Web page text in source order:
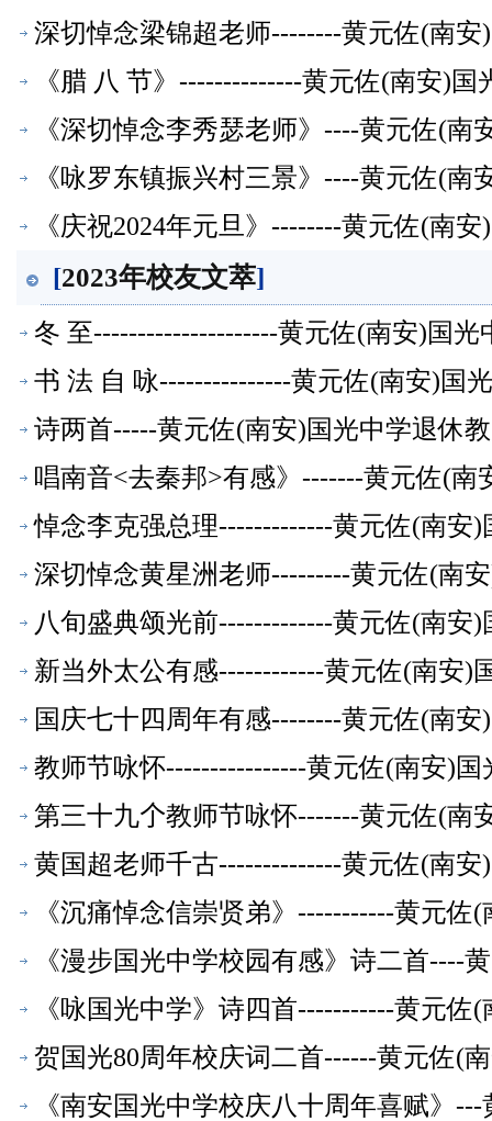
深切悼念梁锦超老师--------黄元佐(南
《腊 八 节》--------------黄元佐(南安)
《深切悼念李秀瑟老师》----黄元佐(
《咏罗东镇振兴村三景》----黄元佐(
《庆祝2024年元旦》--------黄元佐(南
[2023年校友文萃]
冬 至---------------------黄元佐(南安)国
书 法 自 咏---------------黄元佐(南安)国
诗两首-----黄元佐(南安)国光中学退休
萃】
唱南音<去秦邦>有感》-------黄元佐(
悼念李克强总理-------------黄元佐(南安
深切悼念黄星洲老师---------黄元佐(南
八旬盛典颂光前-------------黄元佐(南安
新当外太公有感------------黄元佐(南安)
国庆七十四周年有感--------黄元佐(南
教师节咏怀----------------黄元佐(南安)
第三十九𠆤教师节咏怀-------黄元佐(南
黄国超老师千古--------------黄元佐(南
《沉痛悼念信崇贤弟》-----------黄元
《漫步国光中学校园有感》诗二首----
《咏国光中学》诗四首-----------黄元
贺国光80周年校庆词二首------黄元佐(
《南安国光中学校庆八十周年喜赋》